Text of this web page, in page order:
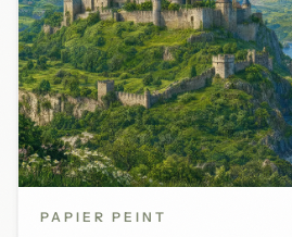
PAPIER PEINT